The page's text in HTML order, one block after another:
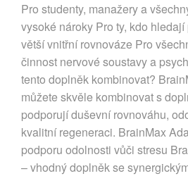
Pro studenty, manažery a
vysoké nároky Pro ty, kdo
větší vnitřní rovnováze Pro
činnost nervové soustavy a
tento doplněk kombinovat?
můžete skvěle kombinovat s
podporují duševní rovnováhu,
kvalitní regeneraci. BrainMax
podporu odolnosti vůči stresu
– vhodný doplněk se